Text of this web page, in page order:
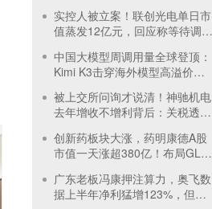
实控人被立案！联创光电单日市
值蒸发12亿元，回应称等待调查
中国大模型周调用量全球登顶：
Kimi K3击穿海外模型高溢价壁
被上交所问询才说清！神驰机电
去年增收不增利背后：关税透支
创新药板块大涨，药明康德A股
市值一天涨超380亿！布局GLP-
广东老板冯康押注算力，奥飞数
据上半年净利猛增123%，但总